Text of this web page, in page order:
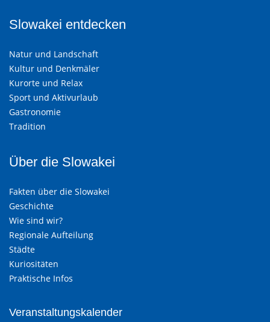
Slowakei entdecken
Natur und Landschaft
Kultur und Denkmäler
Kurorte und Relax
Sport und Aktivurlaub
Gastronomie
Tradition
Über die Slowakei
Fakten über die Slowakei
Geschichte
Wie sind wir?
Regionale Aufteilung
Städte
Kuriositäten
Praktische Infos
Veranstaltungskalender